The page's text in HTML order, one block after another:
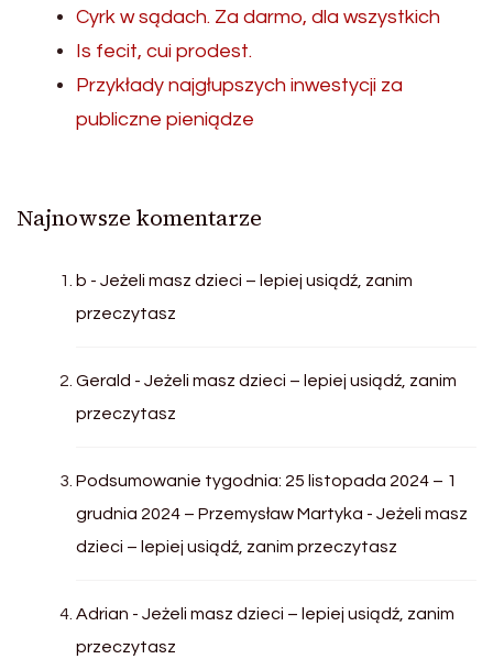
Cyrk w sądach. Za darmo, dla wszystkich
Is fecit, cui prodest.
Przykłady najgłupszych inwestycji za
publiczne pieniądze
Najnowsze komentarze
b - Jeżeli masz dzieci – lepiej usiądź, zanim
przeczytasz
Gerald - Jeżeli masz dzieci – lepiej usiądź, zanim
przeczytasz
Podsumowanie tygodnia: 25 listopada 2024 – 1
grudnia 2024 – Przemysław Martyka - Jeżeli masz
dzieci – lepiej usiądź, zanim przeczytasz
Adrian - Jeżeli masz dzieci – lepiej usiądź, zanim
przeczytasz